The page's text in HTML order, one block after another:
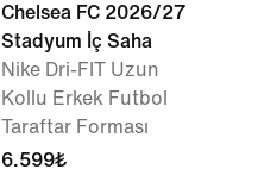
Chelsea FC 2026/27
Stadyum İç Saha
Nike Dri-FIT Uzun
Kollu Erkek Futbol
Taraftar Forması
6.599₺